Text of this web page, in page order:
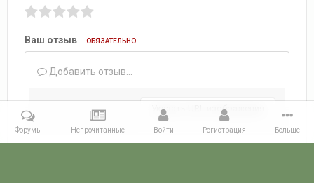
Ваш отзыв ОБЯЗАТЕЛЬНО
Добавить отзыв...
Указать URL изображения
Форумы Непрочитанные Войти Регистрация Больше